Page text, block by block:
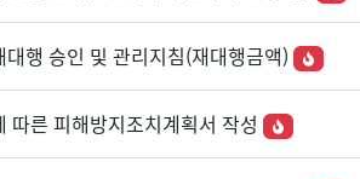
행 승인 및 관리지침(재대행금액)
른 피해방지조치계획서 작성